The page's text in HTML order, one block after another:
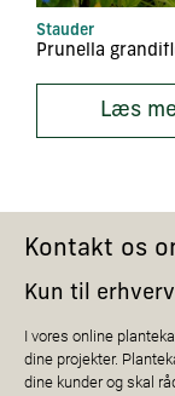
Stauder
Læs
Kontakt os
Kun til
I vores online
dine projekter.
dine kunder og skal